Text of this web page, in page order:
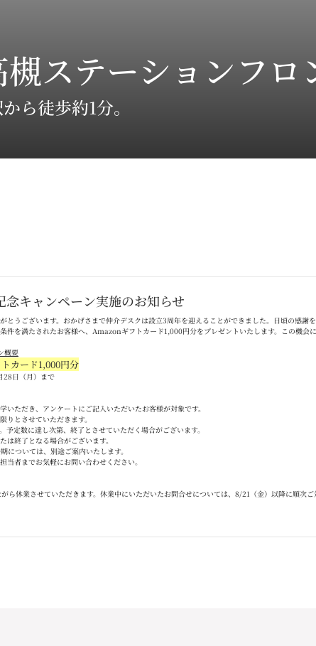
ステーションフロ
ら徒歩約1分。
キャンペーン実施のお知らせ
とうございます。おかげさまで仲介デスクは設立3周年を迎えることができました。日頃の感謝
件を満たされたお客様へ、 Amazonギフトカード1,000円分をプレゼントいたします。この機会
概要
カード1,000円分
28 日（月）まで
いただき、アンケートにご記入いただいたお客様が対象です。
りとさせていただきます。
予定数に達し次第、終了とさせていただく場合がございます。
は終了となる場合がございます。
については、別途ご案内いたします。
当者までお気軽にお問い合わせください。
がら休業させていただきます。休業中にいただいたお問合せについては、 8/21 （金）以降に順次